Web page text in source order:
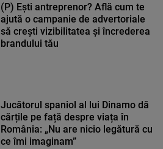
(P) Ești antreprenor? Află cum te
ajută o campanie de advertoriale
să crești vizibilitatea și încrederea
brandului tău
Jucătorul spaniol al lui Dinamo dă
cărțile pe față despre viața în
România: „Nu are nicio legătură cu
ce îmi imaginam”